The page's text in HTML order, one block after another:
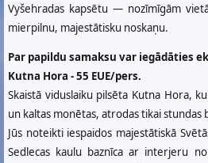
Vyšehradas kapsētu — nozīmīgām
mierpilnu, majestātisku noskaņu.
Par papildu samaksu var iegādāties
Kutna Hora - 55 EUE/pers.
Skaistā viduslaiku pilsēta Kutna Hora,
un kaltas monētas, atrodas tikai stundas
Jūs noteikti iespaidos majestātiskā
Sedlecas kaulu baznīca ar interjeru